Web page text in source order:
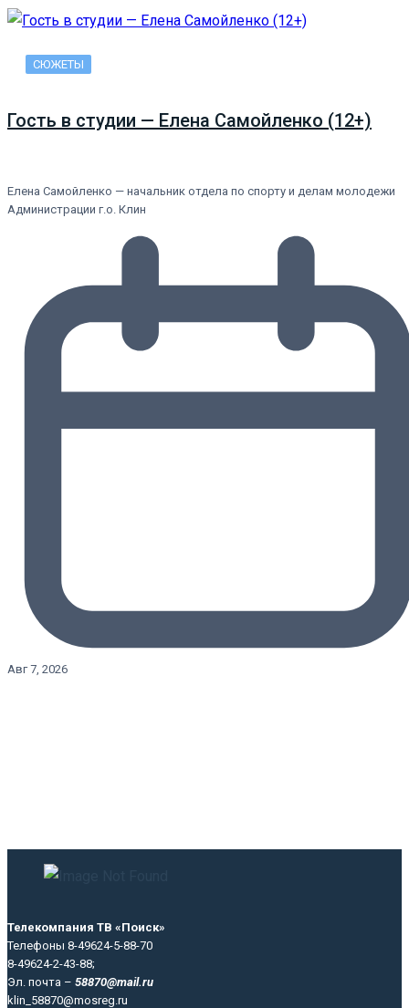
СЮЖЕТЫ
Гость в студии — Елена Самойленко (12+)
Елена Самойленко — начальник отдела по спорту и делам молодежи
Администрации г.о. Клин
Авг 7, 2026
Телекомпания ТВ «Поиск»
Телефоны 8-49624-5-88-70
8-49624-2-43-88;
Эл. почта – 58870@mail.ru
klin_58870@mosreg.ru